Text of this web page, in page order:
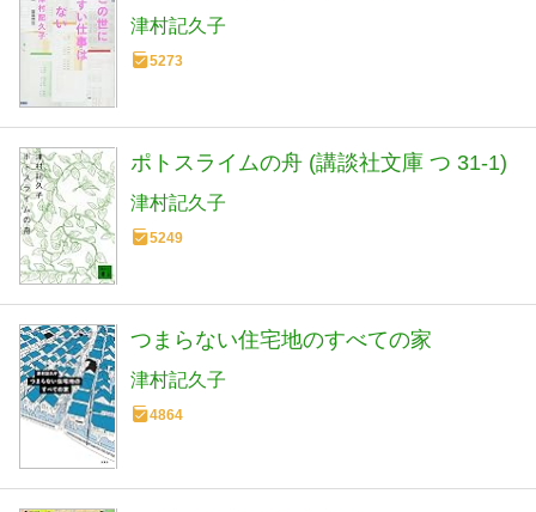
津村記久子
5273
ポトスライムの舟 (講談社文庫 つ 31-1)
津村記久子
5249
つまらない住宅地のすべての家
津村記久子
4864